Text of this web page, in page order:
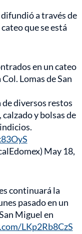
a través de
que se está
en un cateo
Lomas de San
diversos restos
y bolsas de
May 18,
continuará la
pasado en un
Miguel en
LKp2Rb8CzS